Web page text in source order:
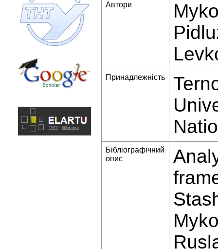
Автори
Принадлежність
Бібліографічний
опис